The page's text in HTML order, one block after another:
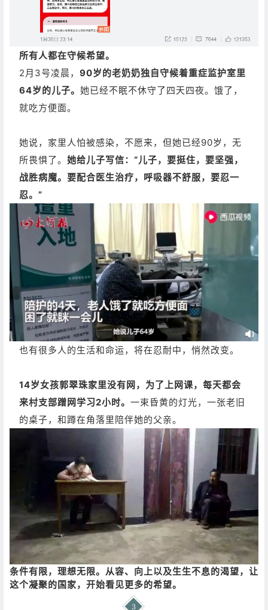
所有人都在守候希望。
2月3号凌晨， 90岁的老奶奶独自守候着重症监护室里
64岁的儿子。 她已经不眠不休守了四天四夜。饿了，
就吃方便面。
她说，家里人怕被感染，不愿来，但她已经90岁，无
所畏惧了。 她给儿子写信： “儿子，要挺住，要坚强，
战胜病魔。 要配合医生治疗，呼吸器不舒服，要忍一
忍。 ”
也有很多人的生活和命运，将在忍耐中，悄然改变。
14岁女孩郭翠珠家里没有网，为了上网课，每天都会
来村支部蹭网学习2小时。 一束昏黄的灯光，一张老旧
的桌子，和蹲在角落里陪伴她的父亲。
条件有限，理想无限。 从容、向上以及生生不息的渴望，让
这个凝聚的国家，开始看见更多的希望。